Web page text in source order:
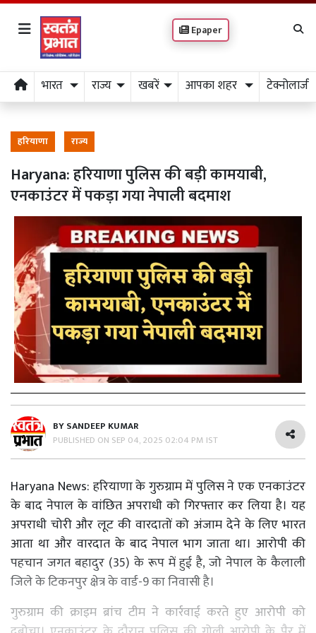
Epaper
भारत राज्य खबरें आपका शहर टेक्नोलाजी
हरियाणा राज्य
Haryana: हरियाणा पुलिस की बड़ी कामयाबी,
एनकाउंटर में पकड़ा गया नेपाली बदमाश
BYSANDEEP KUMAR
PUBLISHED ON SEP 04, 2025 02:04 PM IST
Haryana News: हरियाणा के गुरुग्राम में पुलिस ने एक एनकाउंटर
के बाद नेपाल के वांछित अपराधी को गिरफ्तार कर लिया है। यह
अपराधी चोरी और लूट की वारदातों को अंजाम देने के लिए भारत
आता था और वारदात के बाद नेपाल भाग जाता था। आरोपी की
पहचान जगत बहादुर (35) के रूप में हुई है, जो नेपाल के कैलाली
जिले के टिकनपुर क्षेत्र के वार्ड-9 का निवासी है।
गुरुग्राम की क्राइम ब्रांच टीम ने कार्रवाई करते हुए आरोपी को